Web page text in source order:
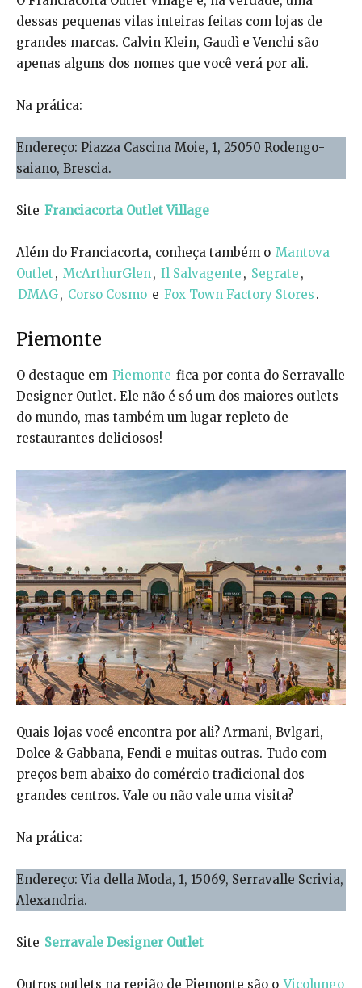
dessas pequenas vilas inteiras feitas com lojas de
grandes marcas. Calvin Klein, Gaudì e Venchi são
apenas alguns dos nomes que você verá por ali.
Na prática:
Endereço: Piazza Cascina Moie, 1, 25050 Rodengo-
saiano, Brescia.
Site Franciacorta Outlet Village
Além do Franciacorta, conheça também o Mantova
Outlet , McArthurGlen, Il Salvagente , Segrate ,
DMAG, Corso Cosmo e Fox Town Factory Stores .
Piemonte
O destaque em Piemonte fica por conta do Serravalle
Designer Outlet. Ele não é só um dos maiores outlets
do mundo, mas também um lugar repleto de
restaurantes deliciosos!
Quais lojas você encontra por ali? Armani, Bvlgari,
Dolce & Gabbana, Fendi e muitas outras. Tudo com
preços bem abaixo do comércio tradicional dos
grandes centros. Vale ou não vale uma visita?
Na prática:
Endereço: Via della Moda, 1, 15069, Serravalle Scrivia,
Alexandria.
Site Serravale Designer Outlet
Outros outlets na região de Piemonte são o Vicolungo